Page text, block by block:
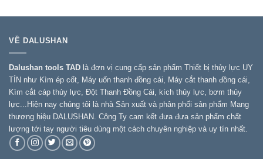
VỀ DALUSHAN
Dalushan tools TAD là đơn vị cung cấp sản phẩm Thiết bị thủy lực UY
TÍN như Kìm ép cốt, Máy uốn thanh đồng cái, Máy cắt thanh đồng cái,
Kìm cắt cáp thủy lực, Đột Thanh Đồng Cái, kích thủy lực, bơm thủy
lực...Hiện nay chúng tôi là nhà Sản xuất và phân phối sản phẩm Mang
thương hiệu DALUSHAN. Công Ty cam kết đưa đưa sản phẩm chất
lượng tới tay người tiêu dùng một cách chuyên nghiệp và uy tín nhất.